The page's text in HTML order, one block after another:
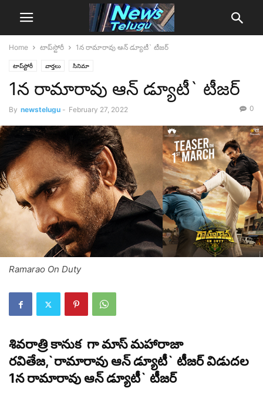
Home టాప్‌స్టోరీ 1న‌ రామారావు ఆన్ డ్యూటీ` టీజర్
టాప్‌స్టోరీ వార్తలు సినిమా
1న‌ రామారావు ఆన్ డ్యూటీ` టీజర్
By newstelugu - February 27, 2022 0
Ramarao On Duty
శివరాత్రి కానుక గా మాస్ మహారాజా
రవితేజ,`రామారావు ఆన్ డ్యూటీ` టీజర్ విడుదల
1న‌ రామారావు ఆన్ డ్యూటీ` టీజర్